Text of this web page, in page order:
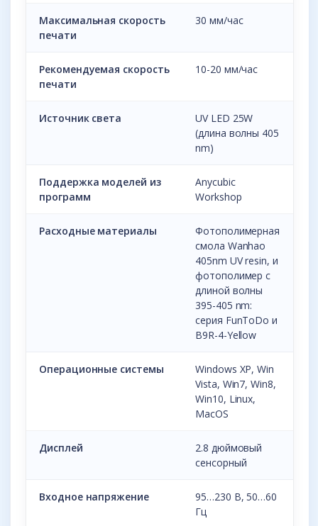
Максимальная скорость
печати
30 мм/час
Рекомендуемая скорость
печати
10-20 мм/час
Источник света
UV LED 25W
(длина волны 405
nm)
Поддержка моделей из
программ
Anycubic
Workshop
Расходные материалы
Фотополимерная
смола Wanhao
405nm UV resin, и
фотополимер с
длиной волны
395-405 nm:
серия FunToDo и
B9R-4-Yellow
Операционные системы
Windows XP, Win
Vista, Win7, Win8,
Win10, Linux,
MacOS
Дисплей
2.8 дюймовый
сенсорный
Входное напряжение
95…230 В, 50…60
Гц